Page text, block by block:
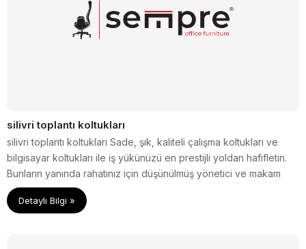
silivri toplantı koltukları
silivri toplantı koltukları Sade, şık, kaliteli çalışma koltukları ve
bilgisayar koltukları ile iş yükünüzü en prestijli yoldan hafifletin.
Bunların yanında rahatınız için düşünülmüş yönetici ve makam
koltukları size tam da hayal ettiğiniz gibi bir büro o
Detaylı Bilgi »